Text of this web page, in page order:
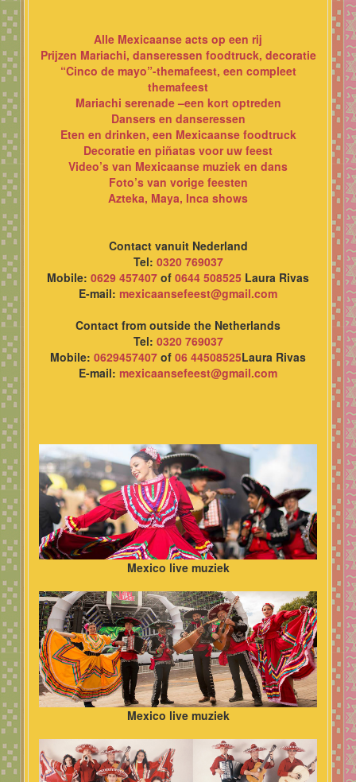
Alle Mexicaanse acts op een rij
Prijzen Mariachi, danseressen foodtruck, decoratie
“Cinco de mayo”-themafeest, een compleet
themafeest
Mariachi serenade –een kort optreden
Dansers en danseressen
Eten en drinken, een Mexicaanse foodtruck
Decoratie en piñatas voor uw feest
Video’s van Mexicaanse muziek en dans
Foto’s van vorige feesten
Azteka, Maya, Inca shows
Contact vanuit Nederland
Tel: 0320 769037
Mobile: 0629 457407 of 0644 508525 Laura Rivas
E-mail: mexicaansefeest@gmail.com
Contact from outside the Netherlands
Tel: 0320 769037
Mobile: 0629457407 of 06 44508525Laura Rivas
E-mail: mexicaansefeest@gmail.com
Mexico live muziek
Mexico live muziek